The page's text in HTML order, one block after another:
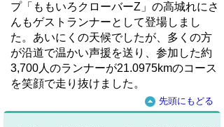
プ「ももいろクローバーZ」の高城れにさ
んもゲストランナーとして登場しまし
た。あいにくの天候でしたが、多くの方
が沿道で温かい声援を送り、参加した約
3,700人のランナーが21.0975kmのコース
を笑顔で走り抜けました。
先頭にもどる